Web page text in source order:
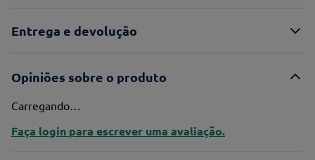
Entrega e devolução
Opiniões sobre o produto
Carregando…
Faça login para escrever uma avaliação.